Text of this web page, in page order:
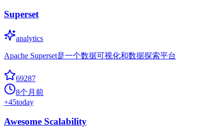
Superset
analytics
Apache Superset是一个数据可视化和数据探索平台
69287
8个月前
+45today
Awesome Scalability